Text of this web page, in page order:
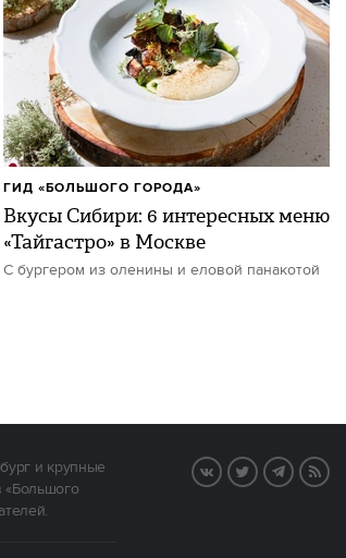
Вкусы Сибири: 6 интересных меню
«Тайгастро» в Москве
С бургером из оленины и еловой панакотой
ГИД «БОЛЬШОГО ГОРОДА»
и крупные
«Большого
VK TwitterTelegram
RSS